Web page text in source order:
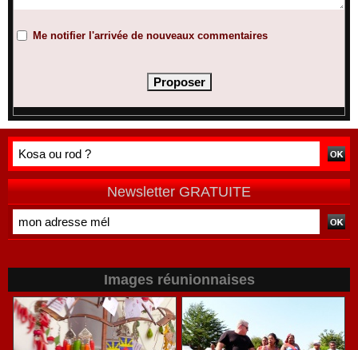
Me notifier l'arrivée de nouveaux commentaires
Newsletter GRATUITE
Images réunionnaises